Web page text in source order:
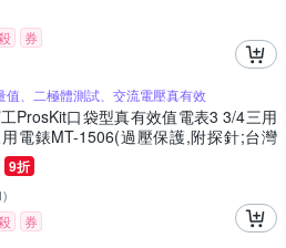
券
值、二極體測試、交流電壓真有效
ProsKit口袋型真有效值電表3 3/4三用
電錶MT-1506(過壓保護,附探針;台灣
享1年保固)迷你電表攜帶型電錶 量交流
體電阻電容
9折
)
券